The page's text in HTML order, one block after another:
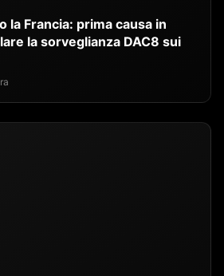
la Francia: prima causa in
la sorveglianza DAC8 sui